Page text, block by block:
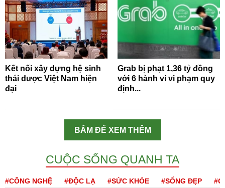
Kết nối xây dựng hệ sinh
thái dược Việt Nam hiện
đại
Grab bị phạt 1,36 tỷ đồng
với 6 hành vi vi phạm quy
định...
BẤM ĐỂ XEM THÊM
CUỘC SỐNG QUANH TA
#CÔNG NGHỆ #ĐỘC LẠ #SỨC KHỎE #SỐNG ĐẸP